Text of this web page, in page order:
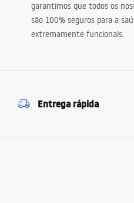
garantimos que todos os
são 100% seguros para a
extremamente funcionais.
Entrega rápida